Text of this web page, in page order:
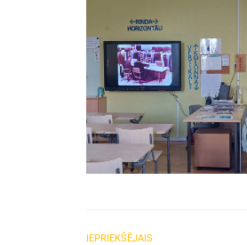
IEPRIEKŠĒJAIS